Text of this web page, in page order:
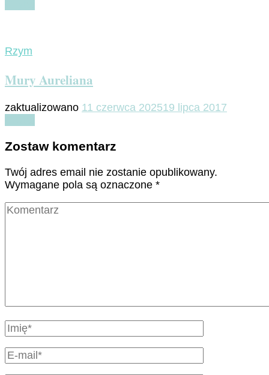
Rzym
Mury Aureliana
zaktualizowano 11 czerwca 202519 lipca 2017
Zostaw komentarz
Twój adres email nie zostanie opublikowany.
Wymagane pola są oznaczone *